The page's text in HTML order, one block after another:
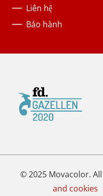
Liên hệ
Bảo hành
© 2025 Movacolor.
and cookies